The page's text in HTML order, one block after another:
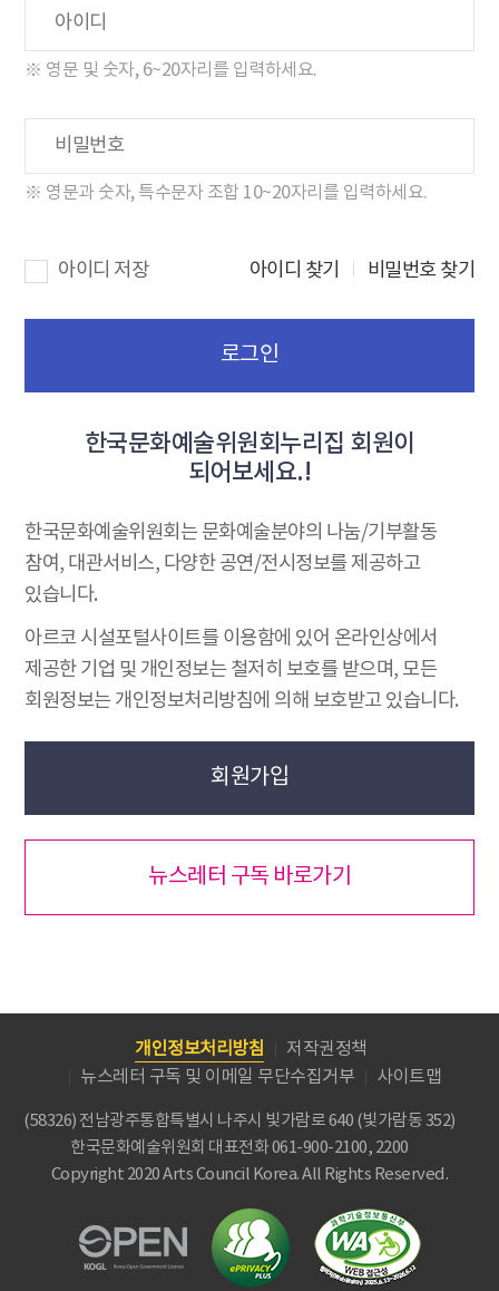
※ 영문 및 숫자, 6~20자리를 입력하세요.
※ 영문과 숫자, 특수문자 조합 10~20자리를 입력하세요.
아이디 저장 아이디 찾기 비밀번호 찾기
로그인
한국문화예술위원회누리집 회원이
되어보세요.!
한국문화예술위원회는 문화예술분야의 나눔/기부활동
참여, 대관서비스, 다양한 공연/전시정보를 제공하고
있습니다.
아르코 시설포털사이트를 이용함에 있어 온라인상에서
제공한 기업 및 개인정보는 철저히 보호를 받으며, 모든
회원정보는 개인정보처리방침에 의해 보호받고 있습니다.
회원가입
뉴스레터 구독 바로가기
개인정보처리방침
저작권정책
뉴스레터 구독 및 이메일 무단수집거부
사이트맵
(58326) 전남광주통합특별시 나주시 빛가람로 640 (빛가람동 352)
한국문화예술위원회 대표전화 061-900-2100, 2200
Copyright 2020 Arts Council Korea. All Rights Reserved.